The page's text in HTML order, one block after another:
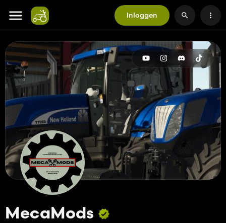
Inloggen
MecaMods